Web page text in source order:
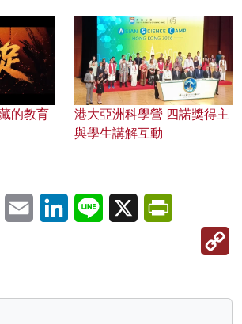
的教育
港大亞洲科學營 四諾獎得主
與學生講解互動
WeChatEmail LinkedInLine X